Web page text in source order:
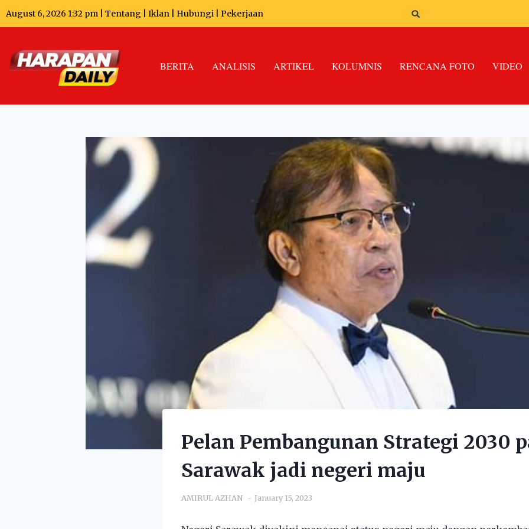
August 6, 2026 1:32 pm | Tentang Iklan Hubungi Pekerjaan
BERITA ANALISIS ARTIKEL KOLUMNIS RENCANA FOTO VIDEO
Pelan Pembangunan Strategi 2030
Sarawak jadi negeri maju
AMIRUL AZHAN January 15, 2023